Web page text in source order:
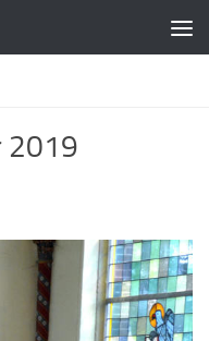
2019